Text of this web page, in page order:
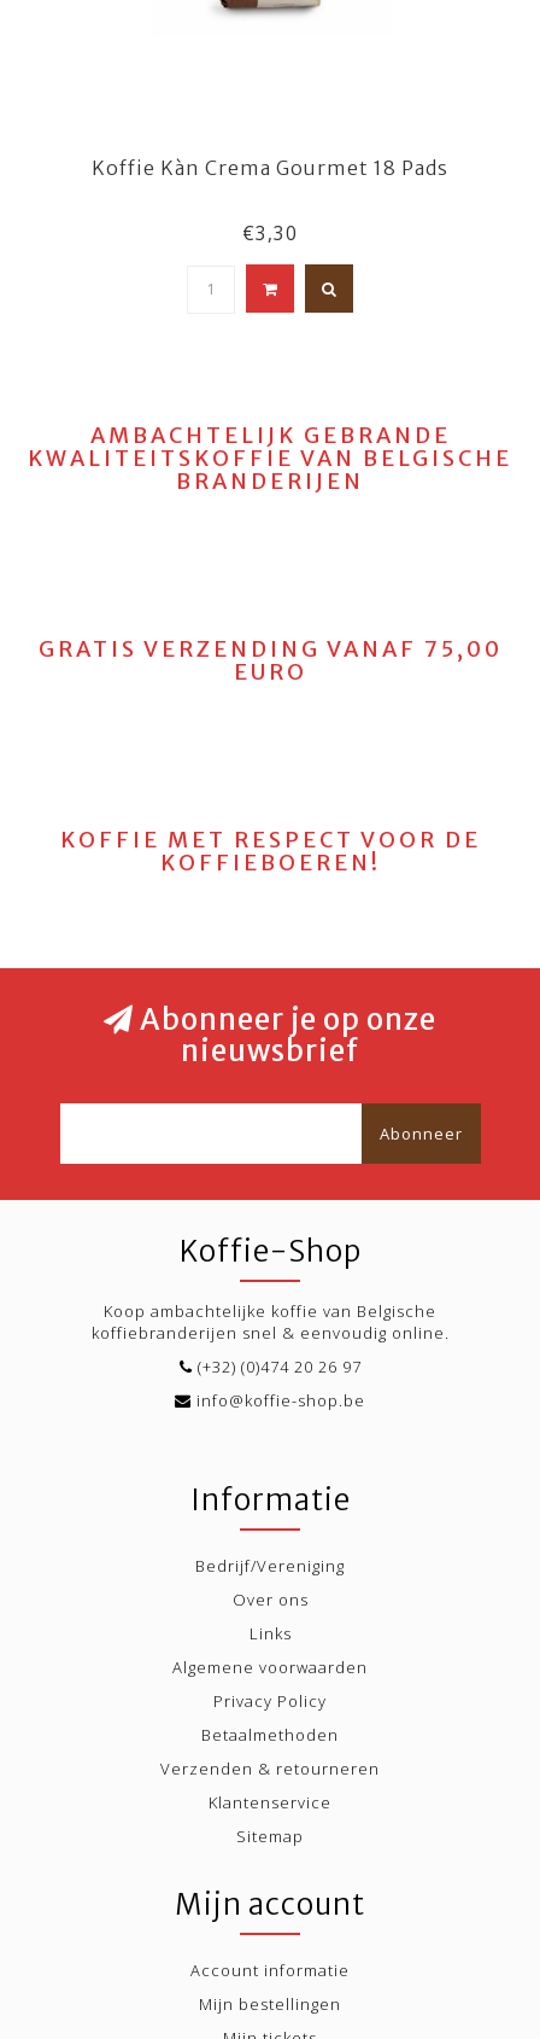
Koffie Kàn Crema Gourmet 18 Pads
€3,30
AMBACHTELIJK GEBRANDE
KWALITEITSKOFFIE VAN BELGISCHE
BRANDERIJEN
GRATIS VERZENDING VANAF 75,00
EURO
KOFFIE MET RESPECT VOOR DE
KOFFIEBOEREN!
Abonneer je op onze
nieuwsbrief
Abonneer
Koffie-Shop
Koop ambachtelijke koffie van Belgische
koffiebranderijen snel & eenvoudig online.
(+32) (0)474 20 26 97
info@koffie-shop.be
Informatie
Bedrijf/Vereniging
Over ons
Links
Algemene voorwaarden
Privacy Policy
Betaalmethoden
Verzenden & retourneren
Klantenservice
Sitemap
Mijn account
Account informatie
Mijn bestellingen